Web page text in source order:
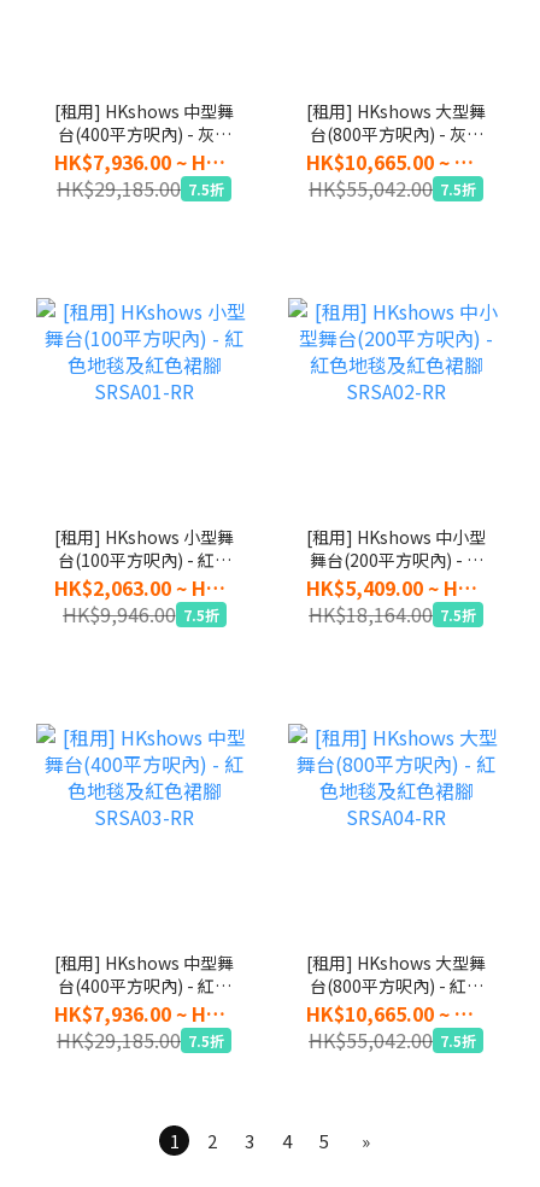
[租用] HKshows 中型舞
台(400平方呎內) - 灰色
地毯及黑色裙腳
SRSA03-GK
HK$7,936.00 ~ HK$21,889.00
HK$29,185.00 7.5折
[租用] HKshows 大型舞
台(800平方呎內) - 灰色
地毯及黑色裙腳
SRSA04-GK
HK$10,665.00 ~ HK$41,282.00
HK$55,042.00 7.5折
[租用] HKshows 小型舞
台(100平方呎內) - 紅色
地毯及紅色裙腳
SRSA01-RR
HK$2,063.00 ~ HK$7,460.00
HK$9,946.00 7.5折
[租用] HKshows 中小型
舞台(200平方呎內) - 紅
色地毯及紅色裙腳
SRSA02-RR
HK$5,409.00 ~ HK$13,623.00
HK$18,164.00 7.5折
[租用] HKshows 中型舞
台(400平方呎內) - 紅色
地毯及紅色裙腳
SRSA03-RR
HK$7,936.00 ~ HK$21,889.00
HK$29,185.00 7.5折
[租用] HKshows 大型舞
台(800平方呎內) - 紅色
地毯及紅色裙腳
SRSA04-RR
HK$10,665.00 ~ HK$41,282.00
HK$55,042.00 7.5折
1 2 3 4 5 »